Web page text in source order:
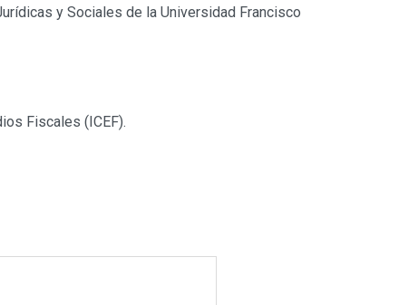
y Sociales de la Universidad Francisco
Fiscales (ICEF).